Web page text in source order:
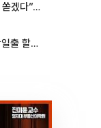
AT마드리드 ‘7번’ 이강인 “120% 쏟겠다”⋯시메오네 감독 “필요한 선수”
추미애 "우리 목표는 연대"…故 강일출 할머니 흉상 제막